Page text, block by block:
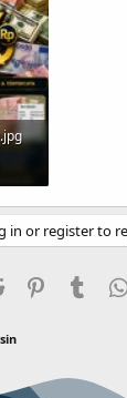
in or register to
Reddit Pinterest